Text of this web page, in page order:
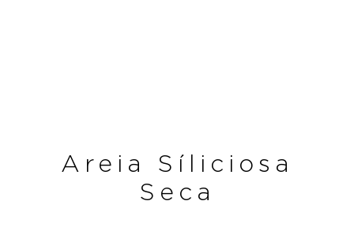
Areia Síliciosa
Seca